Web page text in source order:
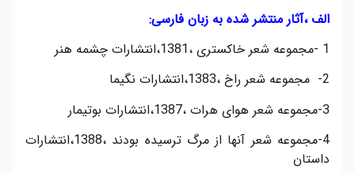
الف ،آثار منتشر شده به زبان فارسی:
1 -مجموعه شعر خاکستری ،1381،انتشارات چشمه هنر
2- مجموعه شعر راخ ،1383،انتشارات نگیما
3-مجموعه شعر هوای هرات ،1387،انتشارات بوتیمار
4-مجموعه شعر آنها از مرگ ترسیده بودند ،1388،انتشارات
داستان